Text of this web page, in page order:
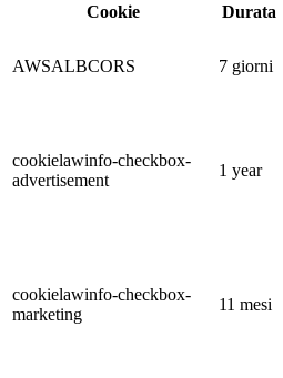
Cookie
Durata
AWSALBCORS 7 giorni
cookielawinfo-checkbox-
advertisement
1 year
cookielawinfo-checkbox-
marketing
11 mesi